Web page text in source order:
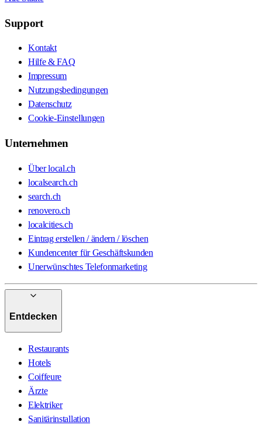
Support
Kontakt
Hilfe & FAQ
Impressum
Nutzungsbedingungen
Datenschutz
Cookie-Einstellungen
Unternehmen
Über local.ch
localsearch.ch
search.ch
renovero.ch
localcities.ch
Eintrag erstellen / ändern / löschen
Kundencenter für Geschäftskunden
Unerwünschtes Telefonmarketing
Entdecken
Restaurants
Hotels
Coiffeure
Ärzte
Elektriker
Sanitärinstallation